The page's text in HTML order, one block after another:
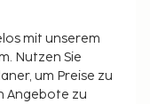
mit unserem
Nutzen Sie
um Preise zu
Angebote zu